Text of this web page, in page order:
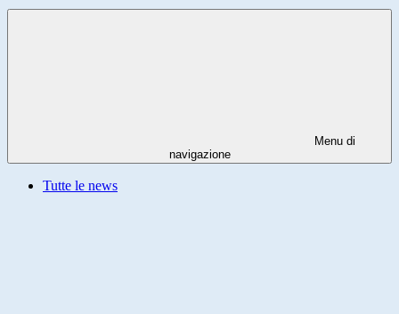
Menu di
navigazione
Tutte le news